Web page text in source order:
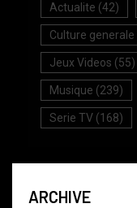
Actualite (42)
Culture generale
Jeux Videos (55)
Musique (239)
Serie TV (168)
ARCHIVE